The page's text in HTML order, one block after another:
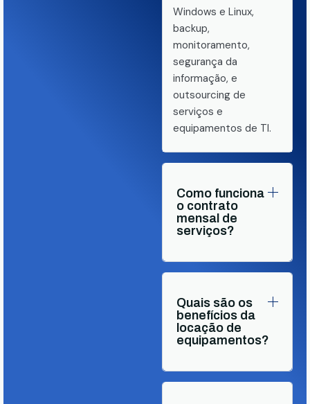
Windows e Linux,
backup,
monitoramento,
segurança da
informação, e
outsourcing de
serviços e
equipamentos de TI.
Como funciona
o contrato
mensal de
serviços?
Quais são os
benefícios da
locação de
equipamentos?